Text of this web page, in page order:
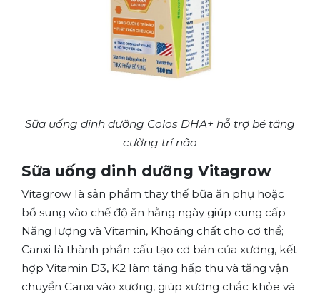
Sữa uống dinh dưỡng Colos DHA+ hỗ trợ bé tăng
cường trí não
Sữa uống dinh dưỡng Vitagrow
Vitagrow là sản phẩm thay thế bữa ăn phụ hoặc
bổ sung vào chế độ ăn hằng ngày giúp cung cấp
Năng lượng và Vitamin, Khoáng chất cho cơ thể;
Canxi là thành phần cấu tạo cơ bản của xương, kết
hợp Vitamin D3, K2 làm tăng hấp thu và tăng vận
chuyển Canxi vào xương, giúp xương chắc khỏe và